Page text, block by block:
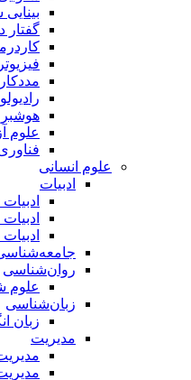
گفتار
علوم
علوم انسانی
ادبیات
روان‌شناسی
علوم
زبان‌شناسی
زبان
مدیریت